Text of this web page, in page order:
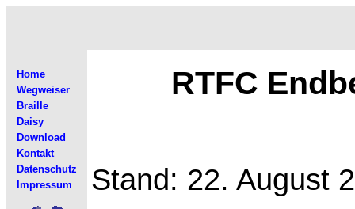
Home
Wegweiser
Braille
Daisy
Download
Kontakt
Datenschutz
Impressum
RTFC
Stand: 22. August